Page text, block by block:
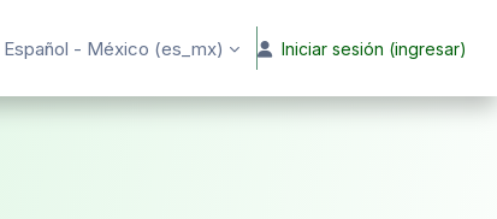
Español - México ‎(es_mx)‎ Iniciar sesión (ingresar)